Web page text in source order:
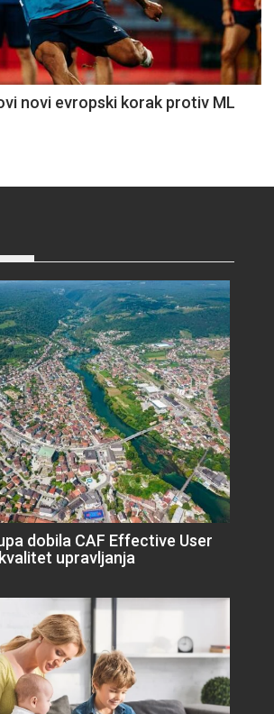
novi evropski korak protiv ML
dobila CAF Effective User
upravljanja